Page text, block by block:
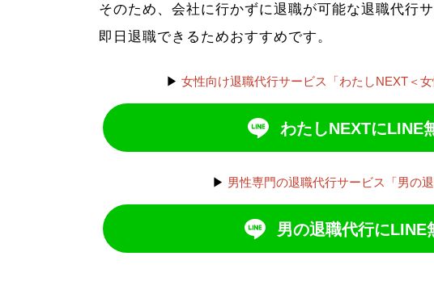
そのため、会社に行かずに退職が可能な退職代行
即日退職できるためおすすめです。
▶ 女性向け退職代行サービス「わたしNEXT＜
わたしNEXTにLINE
▶ 男性専門の退職代行サービス「男の
男の退職代行にLINE